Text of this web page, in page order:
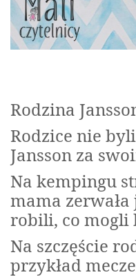
Rodzina
Rodzice nie
Jansson za
Na kempingu
mama
robili, co mogli
Na szczęście
przykład